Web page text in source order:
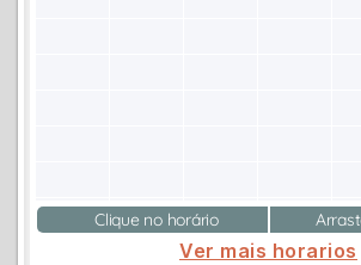
Clique no horário
Ver mais horarios